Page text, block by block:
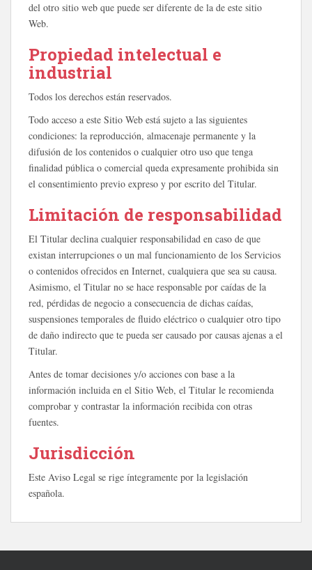
del otro sitio web que puede ser diferente de la de este sitio
Web.
Propiedad intelectual e
industrial
Todos los derechos están reservados.
Todo acceso a este Sitio Web está sujeto a las siguientes
condiciones: la reproducción, almacenaje permanente y la
difusión de los contenidos o cualquier otro uso que tenga
finalidad pública o comercial queda expresamente prohibida sin
el consentimiento previo expreso y por escrito del Titular.
Limitación de responsabilidad
El Titular declina cualquier responsabilidad en caso de que
existan interrupciones o un mal funcionamiento de los Servicios
o contenidos ofrecidos en Internet, cualquiera que sea su causa.
Asimismo, el Titular no se hace responsable por caídas de la
red, pérdidas de negocio a consecuencia de dichas caídas,
suspensiones temporales de fluido eléctrico o cualquier otro tipo
de daño indirecto que te pueda ser causado por causas ajenas a el
Titular.
Antes de tomar decisiones y/o acciones con base a la
información incluida en el Sitio Web, el Titular le recomienda
comprobar y contrastar la información recibida con otras
fuentes.
Jurisdicción
Este Aviso Legal se rige íntegramente por la legislación
española.